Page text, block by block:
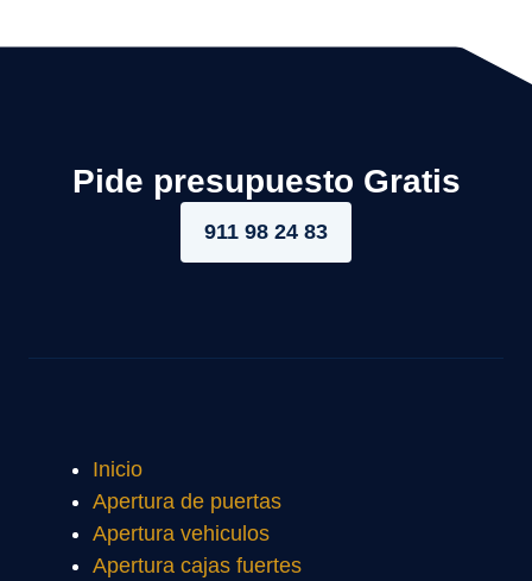
Pide presupuesto Gratis
911 98 24 83
Inicio
Apertura de puertas
Apertura vehiculos
Apertura cajas fuertes